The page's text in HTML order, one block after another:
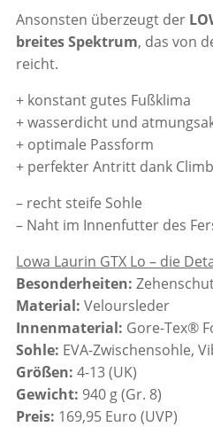
Ansonsten überzeugt der
breites Spektrum, das von
reicht.
+ konstant gutes Fußklima
+ wasserdicht und
+ optimale Passform
+ perfekter Antritt dank
– recht steife Sohle
– Naht im Innenfutter des
Lowa Laurin GTX Lo – die
Besonderheiten:
Material: Veloursleder
Innenmaterial: Gore-Tex®
Sohle: EVA-Zwischensohle,
Größen: 4-13 (UK)
Gewicht: 940 g (Gr. 8)
Preis: 169,95 Euro (UVP)